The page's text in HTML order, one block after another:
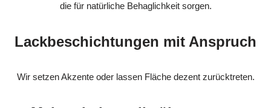
die für natürliche Behaglichkeit sorgen.
Lackbeschichtungen mit Anspruch
Wir setzen Akzente oder lassen Fläche dezent zurücktreten.